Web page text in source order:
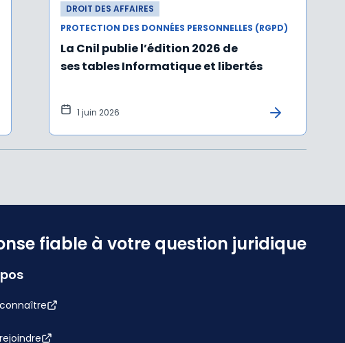
DROIT DES AFFAIRES
PROTECTION DES DONNÉES PERSONNELLES (RGPD)
La Cnil publie l’édition 2026 de
ses tables Informatique et libertés
1 juin 2026
fiable à votre question juridique